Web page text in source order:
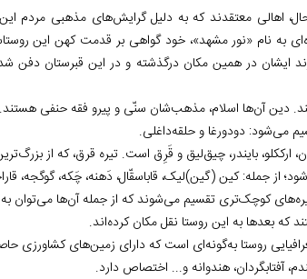
اهالی معتقدند که به دلیل گرایش‌های مذهبی مردم
به نام «نور مشهد»، خود گواهی بر قدمت کهن این
ایشان در همین مکان درگذشته و در این قبرستان
دین آن‌ها اسلام، مذهب‌شان سنّی و پیرو فقه حنفی هستند.
می‌شود: دودورغا و حلقه‌داغلی.
ارککلو، بایندر، چیق‌لیق و قَرِق است. تیره قرق، که از
از جمله: کین (گین)‌لیک، قاباسقّال، دَهنه، چَکه، گوگجه،
کوچک‌تری تقسیم می‌شوند که از جمله آن‌ها می‌توان
که بعدها به این روستا نقل مکان کرده‌اند.
روستا به‌گونه‌ای است که دارای زمین‌های کشاورزی